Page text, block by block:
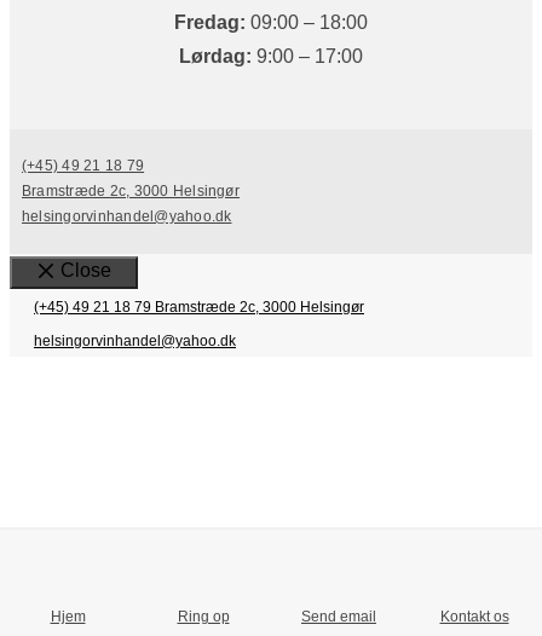
Fredag: 09:00 – 18:00​
Lørdag: 9:00 – 17:00​
(+45) 49 21 18 79
Bramstræde 2c, 3000 Helsingør
helsingorvinhandel@yahoo.dk
Close
(+45) 49 21 18 79 Bramstræde 2c, 3000 Helsingør
helsingorvinhandel@yahoo.dk
Hjem Ring op Send email Kontakt os